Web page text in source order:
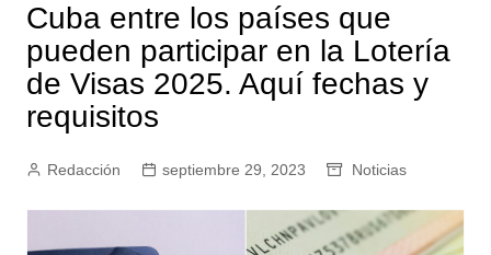
Cuba entre los países que
pueden participar en la Lotería
de Visas 2025. Aquí fechas y
requisitos
Redacción septiembre 29, 2023 Noticias